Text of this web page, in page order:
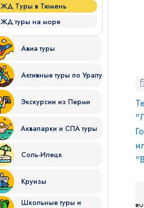
ЖД Туры в Тюмень
ЖД туры на море
Авиа туры
Активные туры по Уралу
Экскурсии из Перми
Аквапарки и СПА туры
Соль-Илецк
Круизы
Школьные туры и